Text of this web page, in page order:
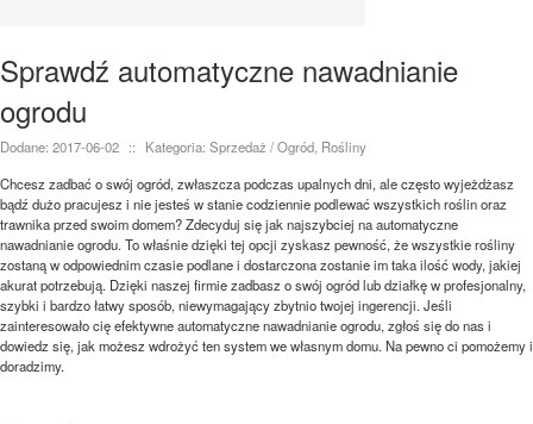
Sprawdź automatyczne nawadnianie
ogrodu
Dodane: 2017-06-02 ::
Kategoria: Sprzedaż / Ogród, Rośliny
Chcesz zadbać o swój ogród, zwłaszcza podczas upalnych dni, ale często wyjeżdżasz
bądź dużo pracujesz i nie jesteś w stanie codziennie podlewać wszystkich roślin oraz
trawnika przed swoim domem? Zdecyduj się jak najszybciej na automatyczne
nawadnianie ogrodu. To właśnie dzięki tej opcji zyskasz pewność, że wszystkie rośliny
zostaną w odpowiednim czasie podlane i dostarczona zostanie im taka ilość wody, jakiej
akurat potrzebują. Dzięki naszej firmie zadbasz o swój ogród lub działkę w profesjonalny,
szybki i bardzo łatwy sposób, niewymagający zbytnio twojej ingerencji. Jeśli
zainteresowało cię efektywne automatyczne nawadnianie ogrodu, zgłoś się do nas i
dowiedz się, jak możesz wdrożyć ten system we własnym domu. Na pewno ci pomożemy i
doradzimy.